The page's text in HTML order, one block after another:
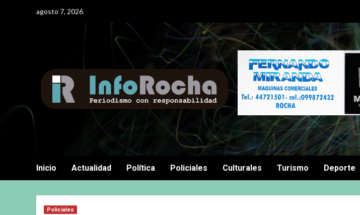
agosto 7, 2026
Inicio Actualidad Política Policiales Culturales Turismo Deporte
Policiales